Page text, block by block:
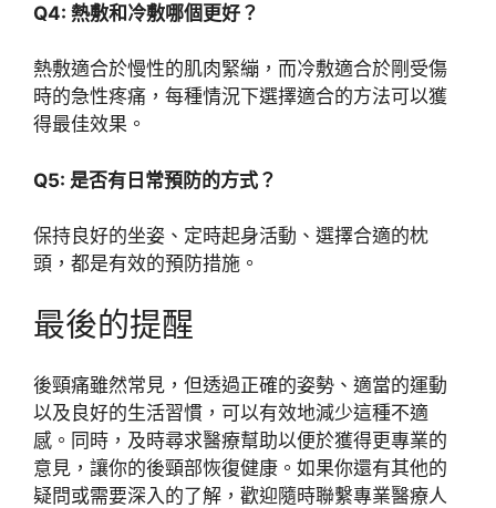
Q4: 熱敷和冷敷哪個更好？
熱敷適合於慢性的肌肉緊繃，而冷敷適合於剛受傷
時的急性疼痛，每種情況下選擇適合的方法可以獲
得最佳效果。
Q5: 是否有日常預防的方式？
保持良好的坐姿、定時起身活動、選擇合適的枕
頭，都是有效的預防措施。
最後的提醒
後頸痛雖然常見，但透過正確的姿勢、適當的運動
以及良好的生活習慣，可以有效地減少這種不適
感。同時，及時尋求醫療幫助以便於獲得更專業的
意見，讓你的後頸部恢復健康。如果你還有其他的
疑問或需要深入的了解，歡迎隨時聯繫專業醫療人